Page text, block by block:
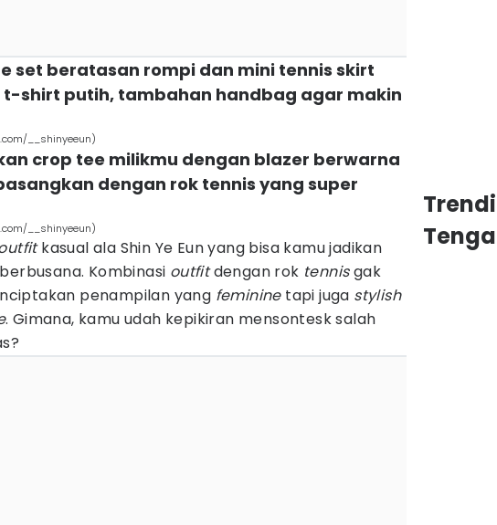
set beratasan rompi dan mini tennis skirt
t-shirt putih, tambahan handbag agar makin
__shinyeeun)
crop tee milikmu dengan blazer berwarna
dengan rok tennis yang super
__shinyeeun)
kasual ala Shin Ye Eun yang bisa kamu jadikan
Kombinasi outfitdengan rok tennisgak
penampilan yang femininetapi juga stylish
. Gimana, kamu udah kepikiran mensontesk salah